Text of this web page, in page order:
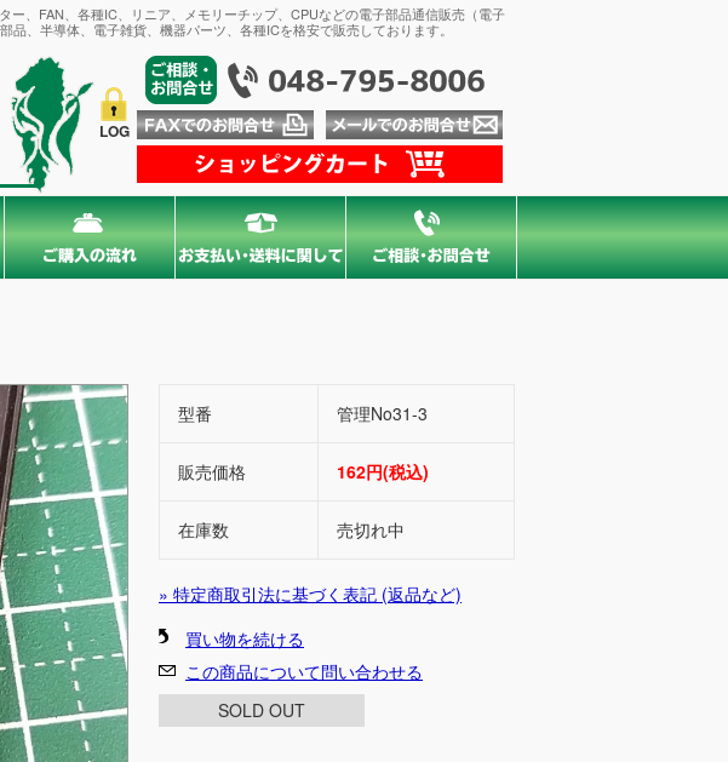
、FAN、各種IC、リニア、メモリーチップ、CPUなどの電子部品通信販売（電子
、半導体、電子雑貨、機器パーツ、各種ICを格安で販売しております。
LOG
型番 管理No31-3
販売価格 162円(税込)
在庫数 売切れ中
» 特定商取引法に基づく表記 (返品など)
買い物を続ける
この商品について問い合わせる
SOLD OUT